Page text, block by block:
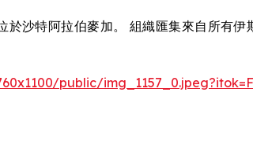
沙特阿拉伯麥加。 組織匯集來自所有伊
public/